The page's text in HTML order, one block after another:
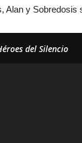
Alan y Sobredosis
del Silencio